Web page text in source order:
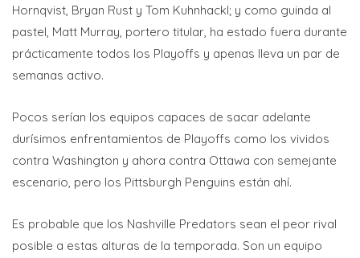
Hornqvist, Bryan Rust y Tom Kuhnhackl; y como guinda al
pastel, Matt Murray, portero titular, ha estado fuera durante
prácticamente todos los Playoffs y apenas lleva un par de
semanas activo.
Pocos serían los equipos capaces de sacar adelante
durísimos enfrentamientos de Playoffs como los vividos
contra Washington y ahora contra Ottawa con semejante
escenario, pero los Pittsburgh Penguins están ahí.
Es probable que los Nashville Predators sean el peor rival
posible a estas alturas de la temporada. Son un equipo